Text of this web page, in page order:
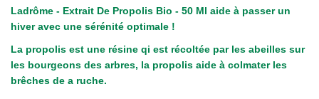
Ladrôme - Extrait De Propolis Bio - 50 Ml aide à passer un
hiver avec une sérénité optimale !
La propolis est une résine qi est récoltée par les abeilles sur
les bourgeons des arbres, la propolis aide à colmater les
brêches de a ruche.